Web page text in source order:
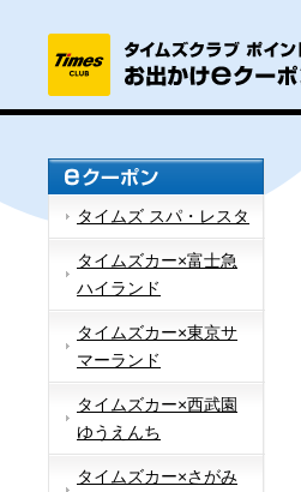
タイムズ スパ・レスタ
タイムズカー×富士急
ハイランド
タイムズカー×東京サ
マーランド
タイムズカー×西武園
ゆうえんち
タイムズカー×さがみ